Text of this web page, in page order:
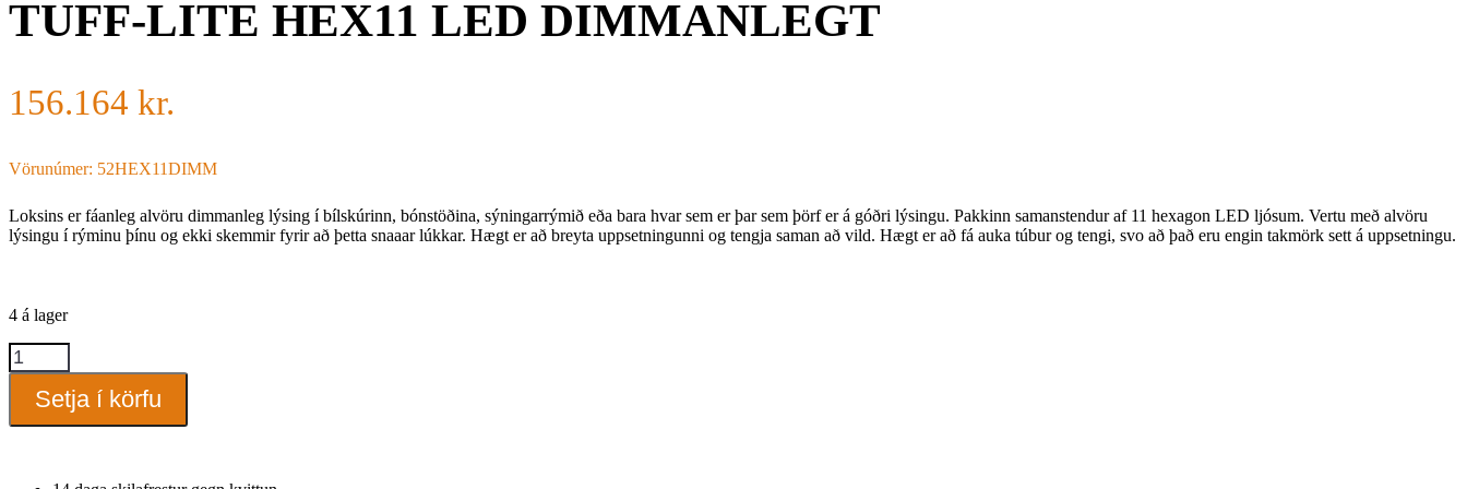
TUFF-LITE HEX11 LED DIMMANLEGT
156.164 kr.
Vörunúmer: 52HEX11DIMM
Loksins er fáanleg alvöru dimmanleg lýsing í bílskúrinn, bónstöðina, sýningarrýmið eða bara hvar sem er þar sem þörf er á góðri lýsingu. Pakkinn samanstendur af 11 hexagon LED ljósum. Vertu með alvöru
lýsingu í rýminu þínu og ekki skemmir fyrir að þetta snaaar lúkkar. Hægt er að breyta uppsetningunni og tengja saman að vild. Hægt er að fá auka túbur og tengi, svo að það eru engin takmörk sett á uppsetningu.
4 á lager
TUFF-
LITE
HEX11
LED
DIMMANLEGT
Setja í körfu